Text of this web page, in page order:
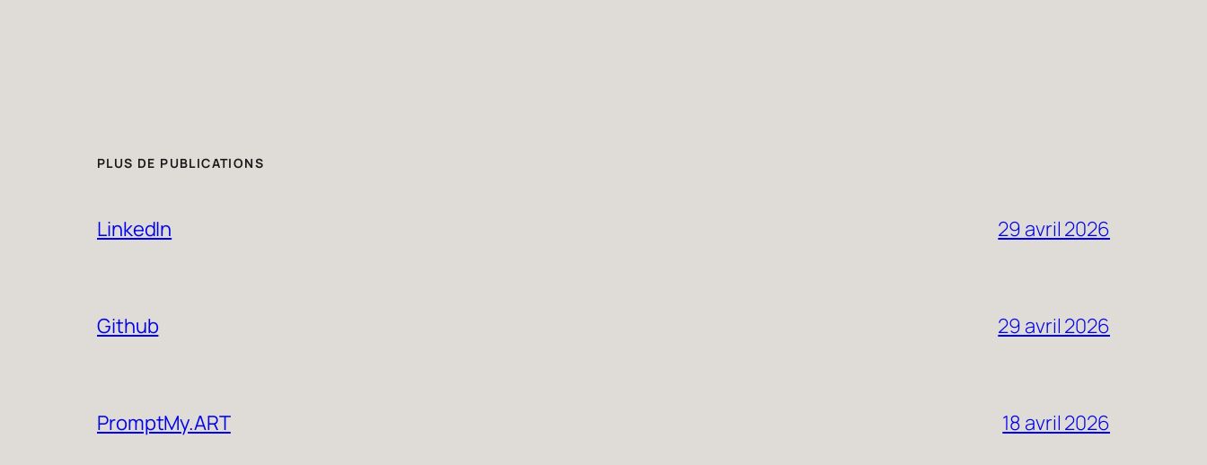
PLUS DE PUBLICATIONS
LinkedIn 29 avril 2026
Github 29 avril 2026
PromptMy.ART 18 avril 2026